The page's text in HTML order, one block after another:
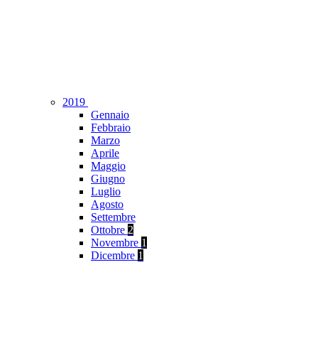
2019
Gennaio
Febbraio
Marzo
Aprile
Maggio
Giugno
Luglio
Agosto
Settembre
Ottobre 2
Novembre 1
Dicembre 1